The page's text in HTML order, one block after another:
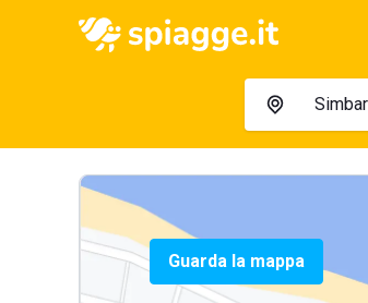
Guarda la mappa